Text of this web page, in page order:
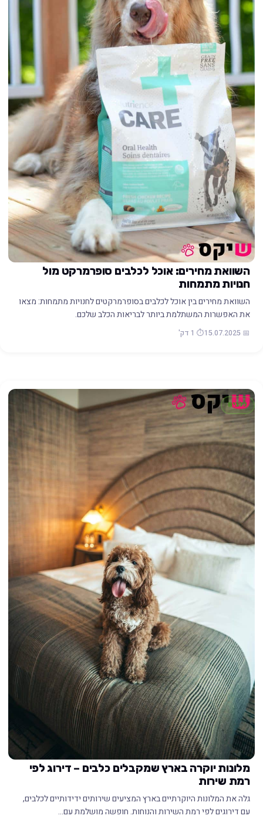
השוואת מחירים: אוכל לכלבים סופרמרקט מול
חנויות מתמחות
השוואת מחירים בין אוכל לכלבים בסופרמרקטים לחנויות מתמחות: מצאו
את האפשרות המשתלמת ביותר לבריאות הכלב שלכם.
📅 15.07.2025 ⏱️ 1 דק'
כלבים
מלונות יוקרה בארץ שמקבלים כלבים – דירוג לפי
רמת שירות
גלה את המלונות היוקרתיים בארץ המציעים שירותים ידידותיים לכלבים,
עם דירוגים לפי רמת השירות והנוחות. חופשה מושלמת עם…